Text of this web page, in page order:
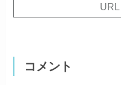
コメント